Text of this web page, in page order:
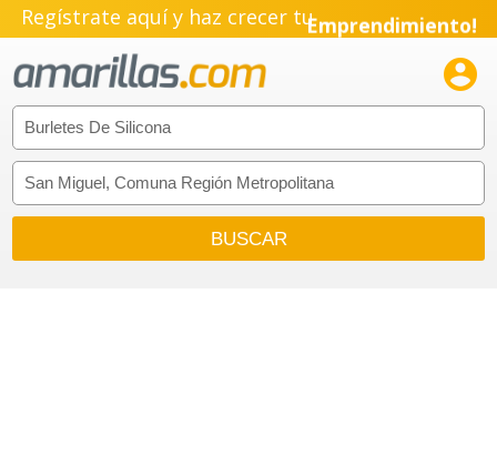
Regístrate aquí y haz crecer tuEmprendimiento!
